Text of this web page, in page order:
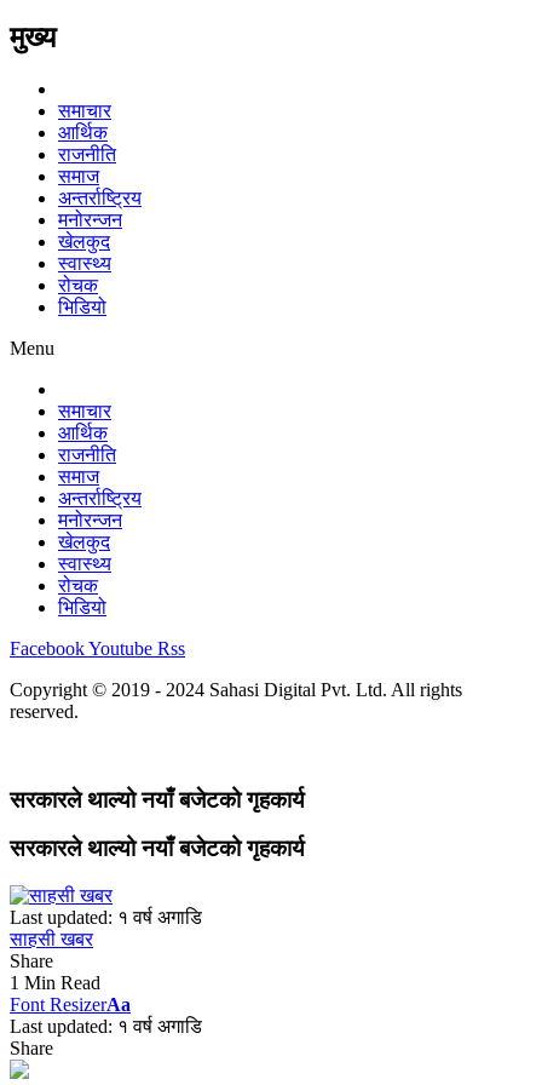
मुख्य
समाचार
आर्थिक
राजनीति
समाज
अन्तर्राष्ट्रिय
मनोरन्जन
खेलकुद
स्वास्थ्य
रोचक
भिडियो
Menu
समाचार
आर्थिक
राजनीति
समाज
अन्तर्राष्ट्रिय
मनोरन्जन
खेलकुद
स्वास्थ्य
रोचक
भिडियो
FacebookYoutube Rss
Copyright © 2019 - 2024 Sahasi Digital Pvt. Ltd. All rights
reserved.
सरकारले थाल्यो नयाँ बजेटको गृहकार्य
सरकारले थाल्यो नयाँ बजेटको गृहकार्य
Last updated: १ वर्ष अगाडि
साहसी खबर
Share
1 Min Read
Font ResizerAa
Last updated: १ वर्ष अगाडि
Share